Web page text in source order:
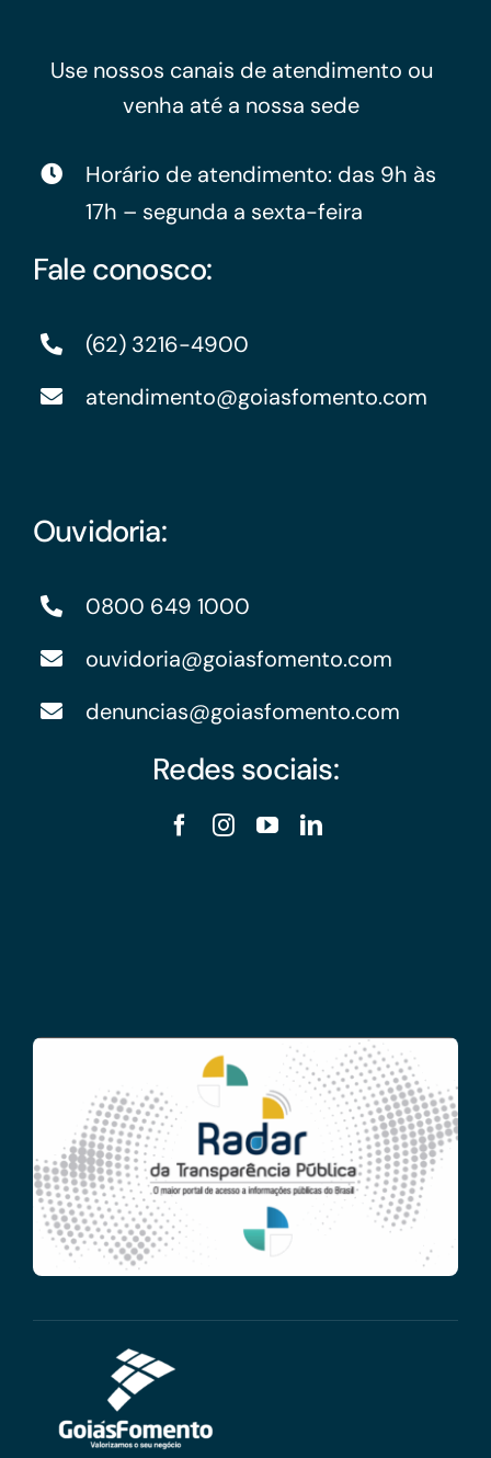
Use nossos canais de atendimento ou
venha até a nossa sede
Horário de atendimento: das 9h às
17h – segunda a sexta-feira
Fale conosco:
(62) 3216-4900
atendimento@goiasfomento.com
Ouvidoria:
0800 649 1000
ouvidoria@goiasfomento.com
denuncias@goiasfomento.com
Redes sociais: